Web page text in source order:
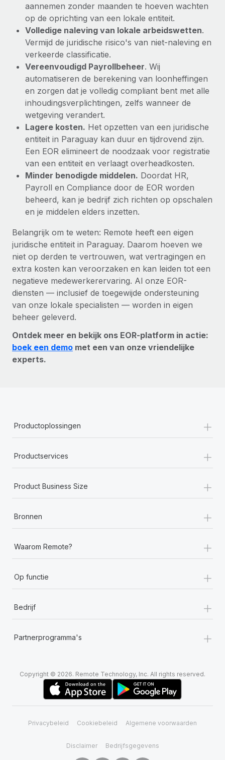
aannemen zonder maanden te hoeven wachten
op de oprichting van een lokale entiteit.
Volledige naleving van lokale arbeidswetten.
Vermijd de juridische risico's van niet-naleving en
verkeerde classificatie.
Vereenvoudigd Payrollbeheer. Wij
automatiseren de berekening van loonheffingen
en zorgen dat je volledig compliant bent met alle
inhoudingsverplichtingen, zelfs wanneer de
wetgeving verandert.
Lagere kosten. Het opzetten van een juridische
entiteit in Paraguay kan duur en tijdrovend zijn.
Een EOR elimineert de noodzaak voor registratie
van een entiteit en verlaagt overheadkosten.
Minder benodigde middelen. Doordat HR,
Payroll en Compliance door de EOR worden
beheerd, kan je bedrijf zich richten op opschalen
en je middelen elders inzetten.
Belangrijk om te weten: Remote heeft een eigen
juridische entiteit in Paraguay. Daarom hoeven we
niet op derden te vertrouwen, wat vertragingen en
extra kosten kan veroorzaken en kan leiden tot een
negatieve medewerkerervaring. Al onze EOR-
diensten — inclusief de toegewijde ondersteuning
van onze lokale specialisten — worden in eigen
beheer geleverd.
Ontdek meer en bekijk ons EOR-platform in actie:
boek een demo met een van onze vriendelijke
experts.
Productoplossingen +
Productservices +
Product Business Size +
Bronnen +
Waarom Remote? +
Op functie +
Bedrijf +
Partnerprogramma's +
Copyright © 2026. Remote Technology, Inc. All rights reserved.
Privacybeleid Cookiebeleid Algemene voorwaarden
Disclaimer Bedrijfsgegevens